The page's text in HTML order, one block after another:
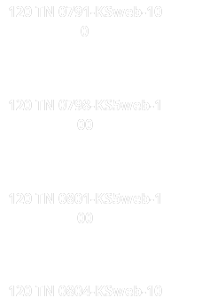
120 TN 0791-KSweb-10
0
120 TN 0798-KS5web-1
00
120 TN 0801-KS5web-1
00
120 TN 0804-KSweb-10